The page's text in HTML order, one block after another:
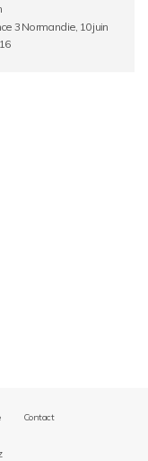
3 Normandie, 10 juin
Contact